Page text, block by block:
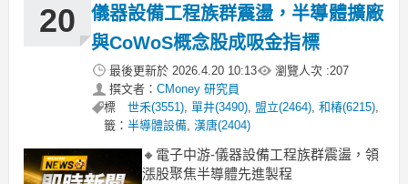
值股致茂、弘塑則重挫逾6-7%，顯示市
20
儀器設備工程族群震盪，半導體擴廠
與CoWoS概念股成吸金指標
最後更新於 2026.4.20 10:13 瀏覽人次 :207
撰文者： CMoney 研究員
標
籤：
世禾(3551),單井(3490), 盟立(2464),和椿(6215),
半導體設備,漢唐(2404)
🔸電子中游-儀器設備工程族群震盪，領
漲股聚焦半導體先進製程